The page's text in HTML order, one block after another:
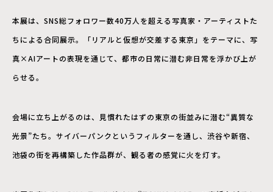
本展は、SNS総フォロワー数40万人を超える写真家・アーティストた
ちによる合同展示。「リアルと仮想が交差する東京」をテーマに、写
真×AIアートの表現を通じて、都市の日常に潜む非日常を浮かび上が
らせる。
会場に立ち上がるのは、見慣れたはずの東京の街並みに潜む“異質な
光景”たち。サイバーパンクというフィルターを通し、渋谷や新宿、
池袋の街を再構築した作品群が、観る者の感覚に火を灯す。